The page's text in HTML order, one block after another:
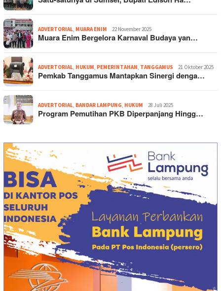
ADVERTORIAL, MUARA ENIM 22 November 2025
Muara Enim Bergelora Karnaval Budaya yan…
ADVERTORIAL, HUKUM, PEMERINTAHAN, TANGGAMUS 21 Oktober 2025
Pemkab Tanggamus Mantapkan Sinergi denga…
ADVERTORIAL, BANDAR LAMPUNG, HUKUM 28 Juli 2025
Program Pemutihan PKB Diperpanjang Hingg…